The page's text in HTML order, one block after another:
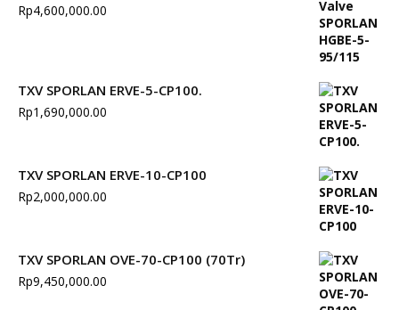
Rp4,600,000.00
TXV SPORLAN ERVE-5-CP100.
Rp1,690,000.00
TXV SPORLAN ERVE-10-CP100
Rp2,000,000.00
TXV SPORLAN OVE-70-CP100 (70Tr)
Rp9,450,000.00